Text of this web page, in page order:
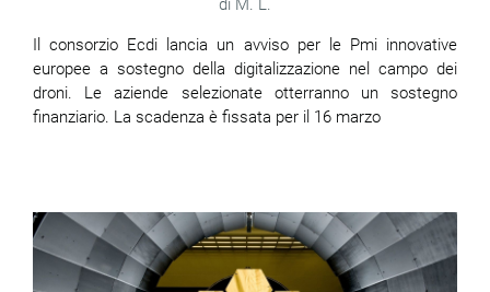
M. L.
Il consorzio Ecdi lancia un avviso per le Pmi innovative
europee a sostegno della digitalizzazione nel campo dei
droni. Le aziende selezionate otterranno un sostegno
finanziario. La scadenza è fissata per il 16 marzo